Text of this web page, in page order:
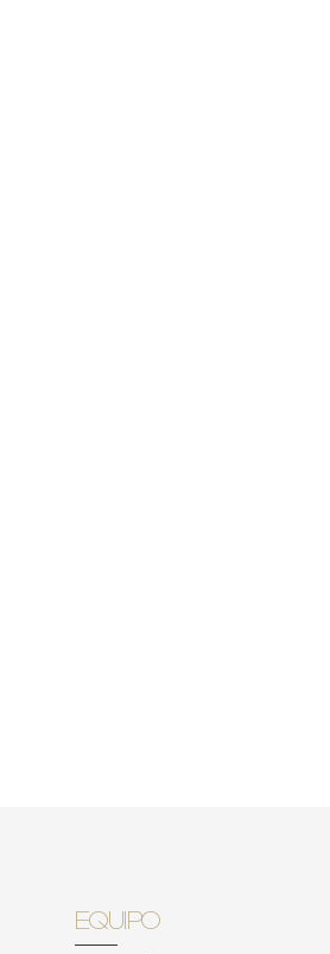
EQUIPO